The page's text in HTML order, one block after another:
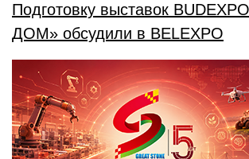
Подготовку выставок
ДОМ» обсудили в BELEXPO